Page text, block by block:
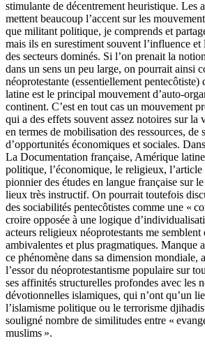
stimulante de décentrement heuristique. Les
mettent beaucoup l’accent sur les
que militant politique, je comprends et
mais ils en surestiment souvent l’influence et
des secteurs dominés. Si l’on prenait la
dans un sens un peu large, on pourrait ainsi
néoprotestante (essentiellement
latine est le principal mouvement d’auto-
continent. C’est en tout cas un mouvement
qui a des effets souvent assez notoires sur la
en termes de mobilisation des ressources, de
d’opportunités économiques et sociales.
La Documentation française, Amérique
politique, l’économique, le religieux, l’article
pionnier des études en langue française sur
lieux très instructif. On pourrait toutefois
des sociabilités pentecôtistes comme une «
croire opposée à une logique
acteurs religieux néoprotestants me
ambivalentes et plus pragmatiques. Manque
ce phénomène dans sa dimension mondiale,
l’essor du néoprotestantisme populaire sur
ses affinités structurelles profondes avec les
dévotionnelles islamiques, qui n’ont qu’un
l’islamisme politique ou le terrorisme
souligné nombre de similitudes entre «
muslims ».